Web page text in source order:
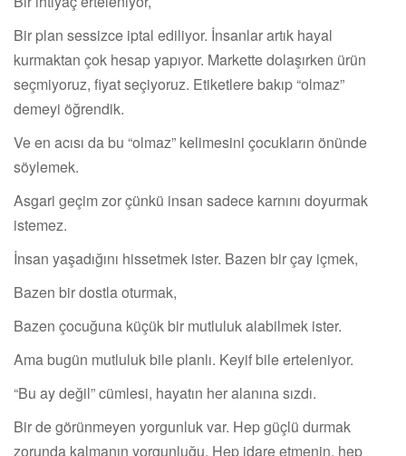
Bir plan sessizce iptal ediliyor. İnsanlar artık hayal
kurmaktan çok hesap yapıyor. Markette dolaşırken ürün
seçmiyoruz, fiyat seçiyoruz. Etiketlere bakıp “olmaz”
demeyi öğrendik.
Ve en acısı da bu “olmaz” kelimesini çocukların önünde
söylemek.
Asgari geçim zor çünkü insan sadece karnını doyurmak
istemez.
İnsan yaşadığını hissetmek ister. Bazen bir çay içmek,
Bazen bir dostla oturmak,
Bazen çocuğuna küçük bir mutluluk alabilmek ister.
Ama bugün mutluluk bile planlı. Keyif bile erteleniyor.
“Bu ay değil” cümlesi, hayatın her alanına sızdı.
Bir de görünmeyen yorgunluk var. Hep güçlü durmak
zorunda kalmanın yorgunluğu. Hep idare etmenin, hep